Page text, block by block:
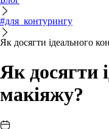
#для_контурингу
Як досягти ідеального
Як досягти
макіяжу?